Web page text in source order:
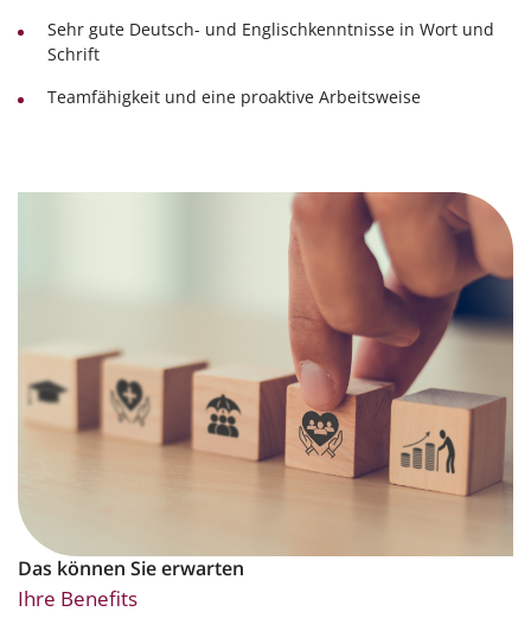
Sehr gute Deutsch- und Englischkenntnisse in Wort und
Schrift
Teamfähigkeit und eine proaktive Arbeitsweise
Das können Sie erwarten
Ihre Benefits